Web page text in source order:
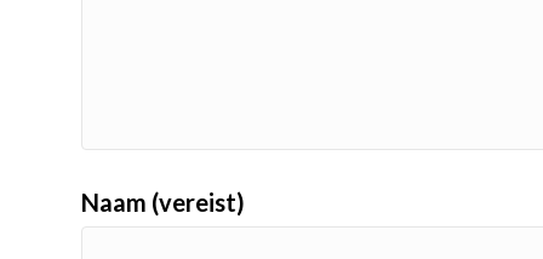
Naam (vereist)